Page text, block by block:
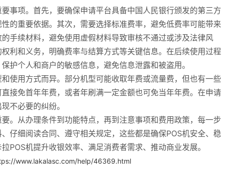
事项。首先，要确保申请平台具备中国人民银行颁发的第三方
的重要依据。其次，需要选择标准费率，避免低费率可能带来
手续材料，避免使用虚假材料导致审核不通过或涉及法律风
利和义务，明确费率与结算方式等关键信息。在后续使用过程
护个人和商户的敏感信息，避免信息泄露和被盗用。
使用方式而异。部分机型可能收取年费或流量费，但也有一些
接免首年年费，或者年刷满一定金额也可免当年年费。在申请
不必要的纠纷。
。从办理条件到功能特点，再到注意事项和费用政策，每一步
仔细阅读合同、遵守相关规定，这些都是确保POS机安全、稳
POS机提升收银效率、满足消费者需求、推动商业发展。
www.lakalasc.com/help/46369.html